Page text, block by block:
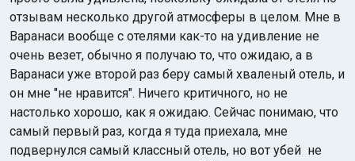
отзывам несколько другой атмосферы в целом. Мне в
Варанаси вообще с отелями как-то на удивление не
очень везет, обычно я получаю то, что ожидаю, а в
Варанаси уже второй раз беру самый хваленый отель, и
он мне "не нравится". Ничего критичного, но не
настолько хорошо, как я ожидаю. Сейчас понимаю, что
самый первый раз, когда я туда приехала, мне
подвернулся самый классный отель, но вот убей не